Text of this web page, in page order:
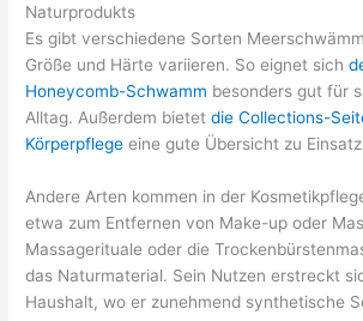
Naturprodukts
Es gibt verschiedene Sorten
Größe und Härte variieren. So eignet sich
Honeycomb-Schwamm besonders gut für
Alltag. Außerdem bietetdie Collections-
Körperpflege eine gute Übersicht zu
Andere Arten kommen in der
etwa zum Entfernen von Make-up oder
Massagerituale oder die
das Naturmaterial. Sein Nutzen erstreckt
Haushalt, wo er zunehmend synthetische